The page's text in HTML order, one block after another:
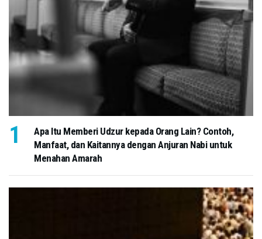
Apa Itu Memberi Udzur kepada Orang Lain? Contoh,
Manfaat, dan Kaitannya dengan Anjuran Nabi untuk
Menahan Amarah